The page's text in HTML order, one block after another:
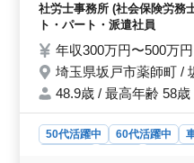
います＞ 応募条件は社会
険労務士の資格をお持ちで
月以上あることです。学歴
す。経験豊富な方のご応募
あり 落ち
様のご応募
社労士事務所 (社会保険労務
ト・パート・派遣社員
年収300万円〜500万
埼玉県坂戸市薬師町 /
48.9歳 / 最高年齢 58歳
50代活躍中 60代活躍中